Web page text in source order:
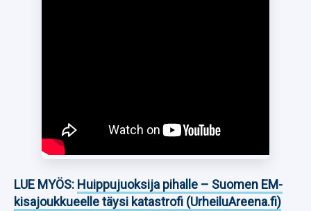
LUE MYÖS: Huippujuoksija pihalle – Suomen EM-
kisajoukkueelle täysi katastrofi (UrheiluAreena.fi)